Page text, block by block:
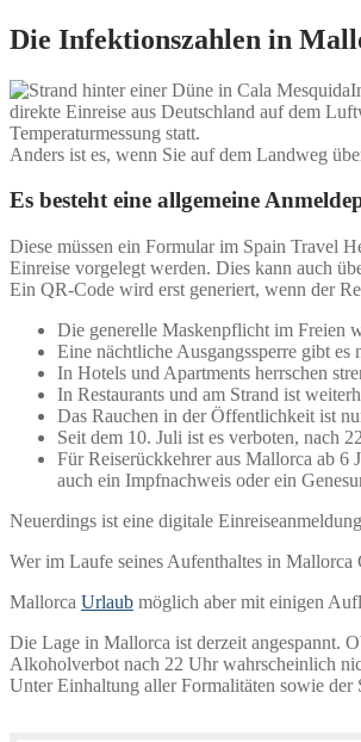
Die Infektionszahlen in
direkte Einreise aus Deutschland auf dem
Temperaturmessung statt.
Anders ist es, wenn Sie auf dem Landweg
Es besteht eine allgemeine
Diese müssen ein Formular im Spain Travel
Einreise vorgelegt werden. Dies kann auch
Ein QR-Code wird erst generiert, wenn der
Die generelle Maskenpflicht im Freien
Eine nächtliche Ausgangssperre gibt es
In Hotels und Apartments herrschen
In Restaurants und am Strand ist
Das Rauchen in der Öffentlichkeit ist
Seit dem 10. Juli ist es verboten, nach
Für Reiserückkehrer aus Mallorca ab 6
auch ein Impfnachweis oder ein
Neuerdings ist eine digitale
Wer im Laufe seines Aufenthaltes in Mallorca
Mallorca Urlaub möglich aber mit einigen
Die Lage in Mallorca ist derzeit angespannt.
Alkoholverbot nach 22 Uhr wahrscheinlich
Unter Einhaltung aller Formalitäten sowie der